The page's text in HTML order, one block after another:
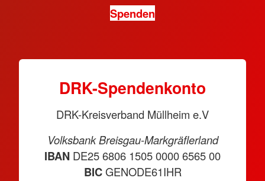
Spenden
DRK-Spendenkonto
DRK-Kreisverband Müllheim e.V
Volksbank Breisgau-Markgräflerland
IBAN DE25 6806 1505 0000 6565 00
BICGENODE61IHR